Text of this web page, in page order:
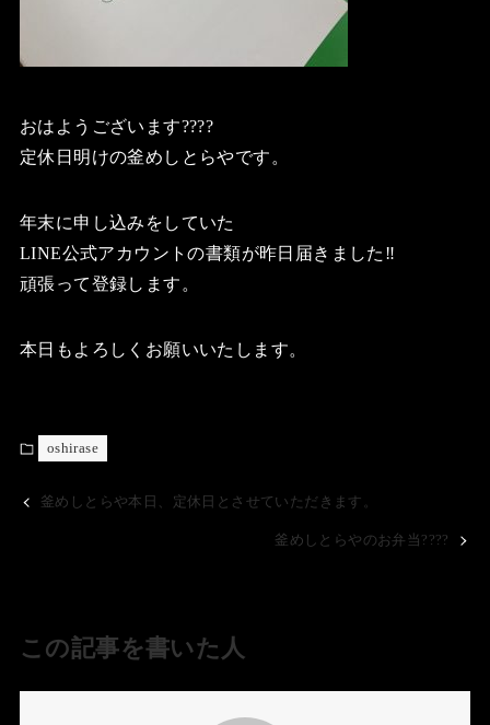
おはようございます????
定休日明けの釜めしとらやです。
年末に申し込みをしていた
LINE公式アカウントの書類が昨日届きました‼️
頑張って登録します。
本日もよろしくお願いいたします。
oshirase
釜めしとらや本日、定休日とさせていただきます。
釜めしとらやのお弁当????
この記事を書いた人